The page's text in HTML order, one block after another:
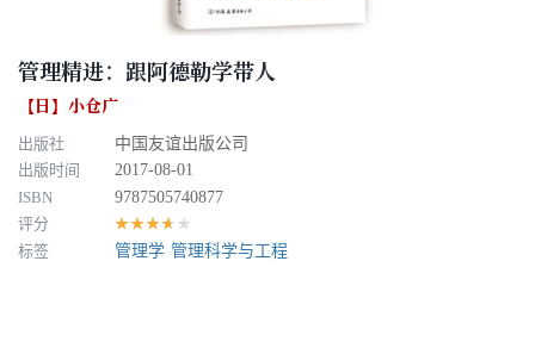
管理精进：跟阿德勒学带人
【日】小仓广
出版社
中国友谊出版公司
出版时间
2017-08-01
ISBN
9787505740877
评分
★★★★★
标签 管理学 管理科学与工程